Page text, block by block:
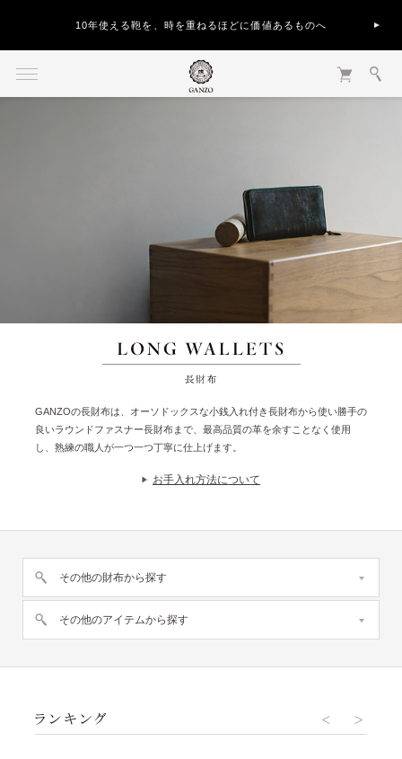
10年使える鞄を、時を重ねるほどに価値あるものへ
GANZOの長財布は、オーソドックスな小銭入れ付き長財布から使い勝手の
良いラウンドファスナー長財布まで、最高品質の革を余すことなく使用
し、熟練の職人が一つ一つ丁寧に仕上げます。
お手入れ方法について
その他の財布から探す
その他のアイテムから探す